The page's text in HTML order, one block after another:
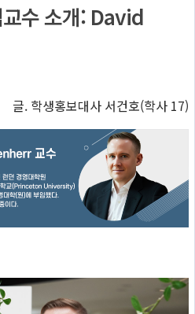
수 소개: David
글. 학생홍보대사 서건호(학사 17)